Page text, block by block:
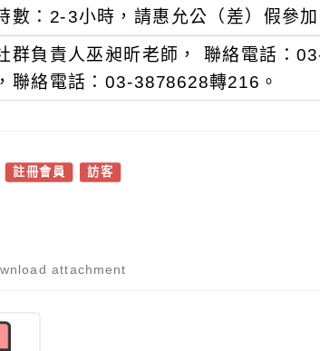
數：2-3小時，請惠允公（差）假參加
群負責人巫昶昕老師， 聯絡電話：
聯絡電話：03-3878628轉216。
註冊會員 訪客
attachment